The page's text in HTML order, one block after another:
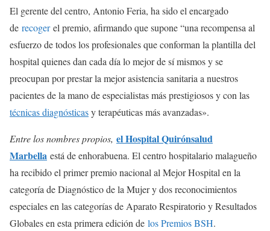
El gerente del centro, Antonio Feria, ha sido el encargado
de recogerel premio, afirmando que supone “una recompensa al
esfuerzo de todos los profesionales que conforman la plantilla del
hospital quienes dan cada día lo mejor de sí mismos y se
preocupan por prestar la mejor asistencia sanitaria a nuestros
pacientes de la mano de especialistas más prestigiosos y con las
técnicas diagnósticasy terapéuticas más avanzadas».
Entre los nombres propios, el Hospital Quirónsalud
Marbella está de enhorabuena. El centro hospitalario malagueño
ha recibido el primer premio nacional al Mejor Hospital en la
categoría de Diagnóstico de la Mujer y dos reconocimientos
especiales en las categorías de Aparato Respiratorio y Resultados
Globales en esta primera edición de los Premios BSH.